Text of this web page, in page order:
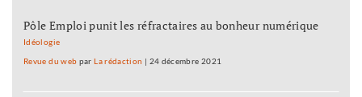
Pôle Emploi punit les réfractaires au bonheur numérique
Idéologie
Revue du web parLa rédaction | 24 décembre 2021